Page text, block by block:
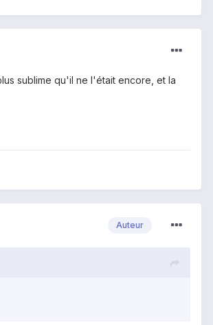
sublime qu'il ne l'était encore, et la
Auteur